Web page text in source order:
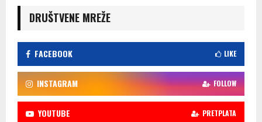
DRUŠTVENE MREŽE
FACEBOOK LIKE
INSTAGRAM FOLLOW
YOUTUBE PRETPLATA